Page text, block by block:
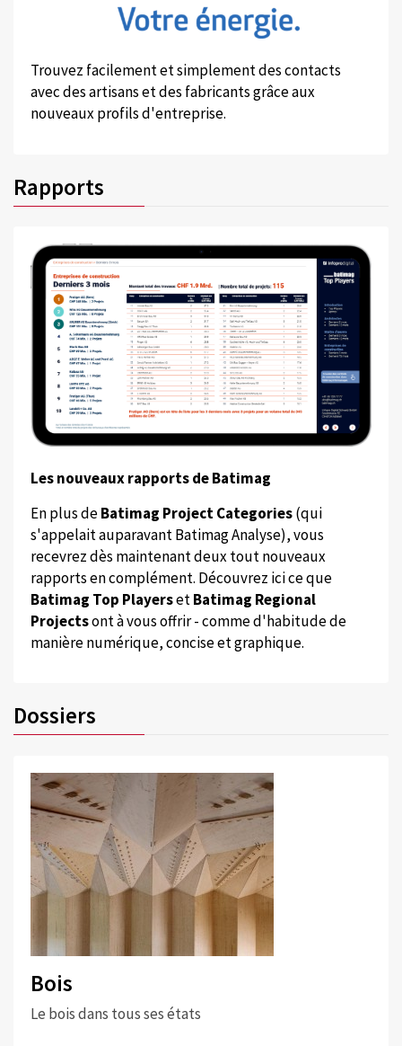
Trouvez facilement et simplement des contacts
avec des artisans et des fabricants grâce aux
nouveaux profils d'entreprise.
Rapports
Les nouveaux rapports de Batimag
En plus deBatimag Project Categories(qui
s'appelait auparavant Batimag Analyse), vous
recevrez dès maintenant deux tout nouveaux
rapports en complément. Découvrez ici ce que
Batimag Top PlayersetBatimag Regional
Projectsont à vous offrir - comme d'habitude de
manière numérique, concise et graphique.
Dossiers
Bois
Le bois dans tous ses états